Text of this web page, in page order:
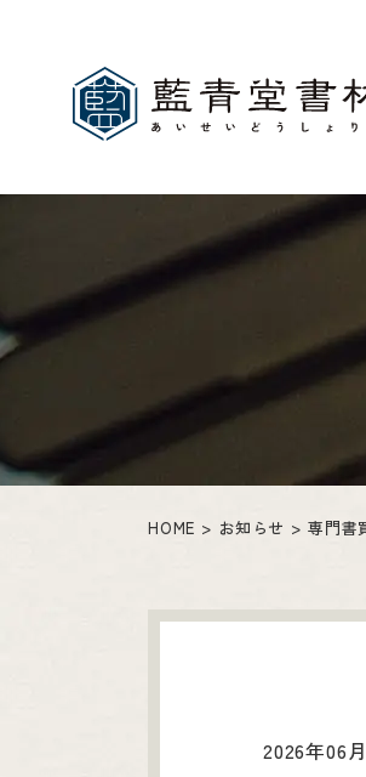
HOME お知らせ 専門書
2026年06